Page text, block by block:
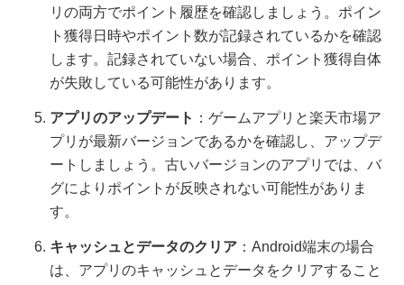
リの両方でポイント履歴を確認しましょう。ポイン
ト獲得日時やポイント数が記録されているかを確認
します。記録されていない場合、ポイント獲得自体
が失敗している可能性があります。
アプリのアップデート ：ゲームアプリと楽天市場ア
プリが最新バージョンであるかを確認し、アップデ
ートしましょう。古いバージョンのアプリでは、バ
グによりポイントが反映されない可能性がありま
す。
キャッシュとデータのクリア ：Android端末の場合
は、アプリのキャッシュとデータをクリアすること